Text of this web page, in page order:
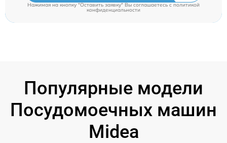
Нажимая на кнопку "Оставить заявку" Вы соглашаетесь cполитикой
конфиденциальности
Популярные модели
Посудомоечных машин
Midea